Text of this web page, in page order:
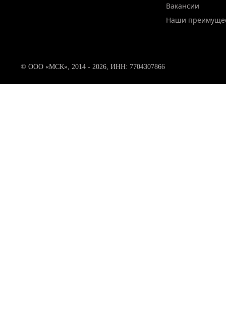
Вакансии
Наши
© ООО «МСК», 2014 - 2026, ИНН: 7704307866